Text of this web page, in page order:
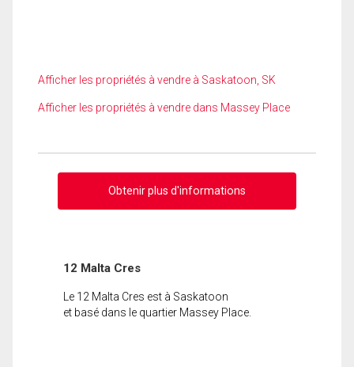
Afficher les propriétés à vendre à Saskatoon, SK
Afficher les propriétés à vendre dans Massey Place
Obtenir plus d'informations
12 Malta Cres
Le 12 Malta Cres est à Saskatoon
et basé dans le quartier Massey Place.